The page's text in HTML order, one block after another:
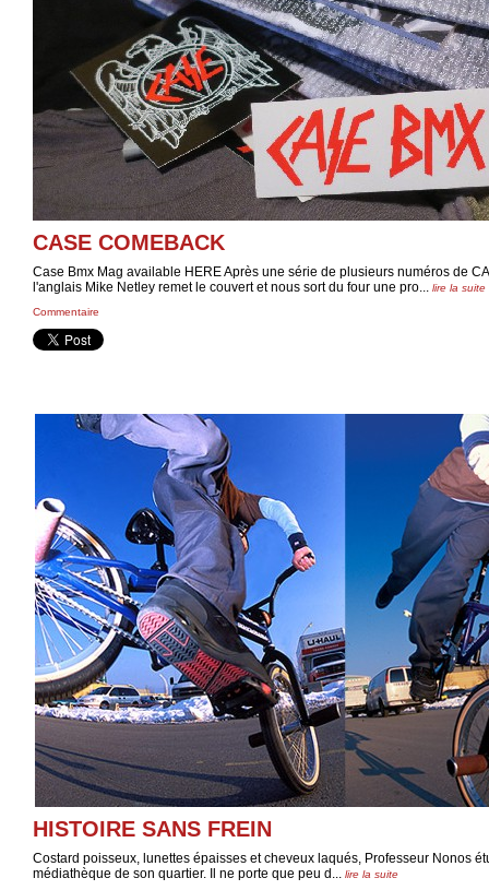
CASE COMEBACK
Case Bmx Mag available HERE Après une série de plusieurs numéros de
l'anglais Mike Netley remet le couvert et nous sort du four une pro... lire la suite
Commentaire
HISTOIRE SANS FREIN
Costard poisseux, lunettes épaisses et cheveux laqués, Professeur Nonos
médiathèque de son quartier. Il ne porte que peu d... lire la suite